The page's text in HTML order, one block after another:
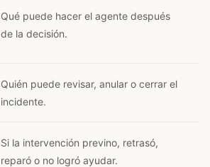
Qué puede hacer el agente después
de la decisión.
Quién puede revisar, anular o cerrar el
incidente.
Si la intervención previno, retrasó,
reparó o no logró ayudar.